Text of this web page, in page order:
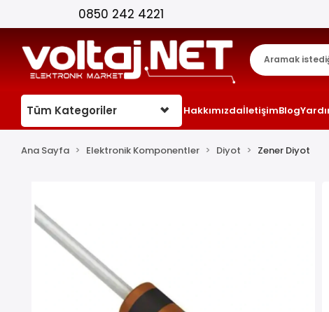
Tüm Kategoriler HakkımızdaİletişimBlog
Ana Sayfa Elektronik Komponentler Diyot Zener Diyot